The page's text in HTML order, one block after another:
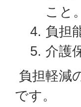
こと。
負担
介護
負担軽減
です。